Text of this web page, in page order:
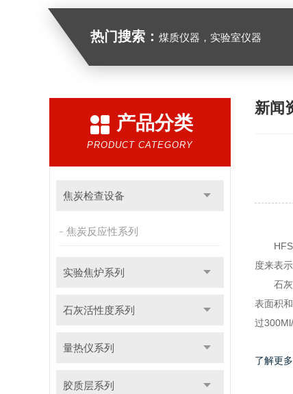
热门搜索： 煤质仪器，实验室仪器
产品分类
PRODUCT CATEGORY
焦炭检查设备
焦炭反应性系列
实验焦炉系列
石灰活性度系列
量热仪系列
胶质层系列
新闻
度来表
石
表面积
过
了解更多